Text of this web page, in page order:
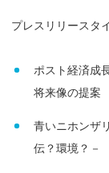
プレスリリースタ
ポスト経済成
将来像の提案
青いニホンザ
伝？環境？－